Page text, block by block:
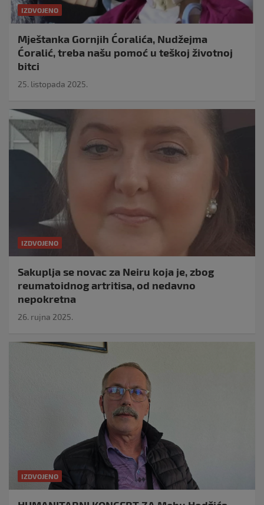
IZDVOJENO
Mještanka Gornjih Ćoralića, Nudžejma
Ćoralić, treba našu pomoć u teškoj životnoj
bitci
25. listopada 2025.
IZDVOJENO
Sakuplja se novac za Neiru koja je, zbog
reumatoidnog artritisa, od nedavno
nepokretna
26. rujna 2025.
IZDVOJENO